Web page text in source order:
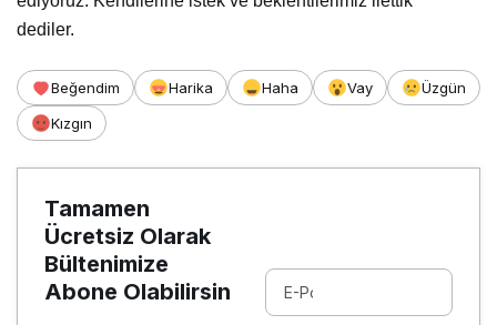
dediler.
Beğendim Harika Haha Vay
Üzgün
Kızgın
Tamamen
Ücretsiz Olarak
Bültenimize
Abone Olabilirsin